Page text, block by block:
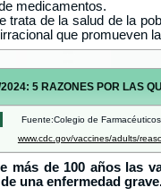
medicamentos.
trata de la salud de la
que promueven
5 RAZONES POR LAS
Fuente:Colegio de
www.cdc.gov/vaccines/adults/
más de 100 años las
una enfermedad